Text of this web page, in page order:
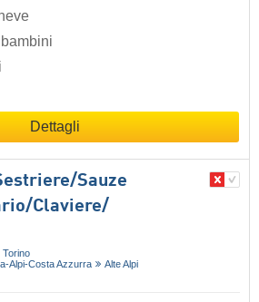
Dettagli
​Sauze
​Claviere/​
Torino
Alpi-Costa Azzurra
Alte Alpi